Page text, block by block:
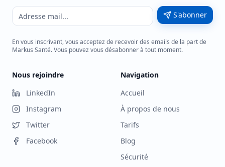
S'abonner
En vous inscrivant, vous acceptez de recevoir des emails de la part de
Markus Santé. Vous pouvez vous désabonner à tout moment.
Nous rejoindre
LinkedIn
Instagram
Twitter
Facebook
Navigation
Accueil
À propos de nous
Tarifs
Blog
Sécurité